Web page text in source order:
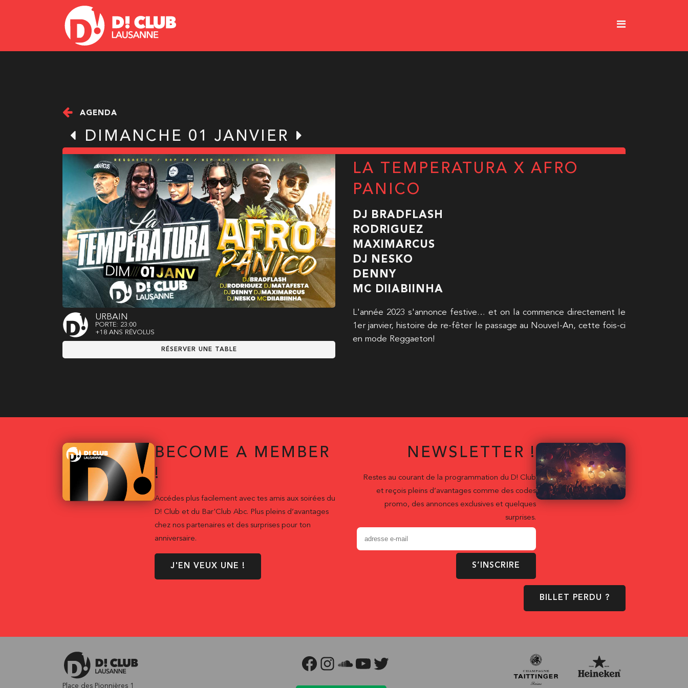
AGENDA
DIMANCHE 01 JANVIER
URBAIN
PORTE: 23:00
+18 ANS RÉVOLUS
RÉSERVER UNE TABLE
LA TEMPERATURA X AFRO
PANICO
DJ BRADFLASH
RODRIGUEZ
MAXIMARCUS
DJ NESKO
DENNY
MC DIIABIINHA
L'année 2023 s'annonce festive… et on la commence directement le
1er janvier, histoire de re-fêter le passage au Nouvel-An, cette fois-ci
en mode Reggaeton!
BECOME A MEMBER
!
Accédes plus facilement avec tes amis aux soirées du
D! Club et du Bar'Club Abc. Plus pleins d’avantages
chez nos partenaires et des surprises pour ton
anniversaire.
J'EN VEUX UNE !
NEWSLETTER !
Restes au courant de la programmation du D! Club
et reçois pleins d’avantages comme des codes
promo, des annonces exclusives et quelques
surprises.
S’INSCRIRE
BILLET PERDU ?
Place des Pionnières 1
FACEBOOKINSTAGRAM
SOUNDCLOUD
YOUTUBETWITTER